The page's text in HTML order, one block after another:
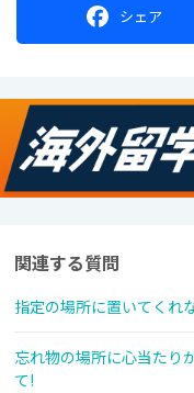
シェア
関連する質問
指定の場所に置いてくれ
忘れ物の場所に心当たり
て!